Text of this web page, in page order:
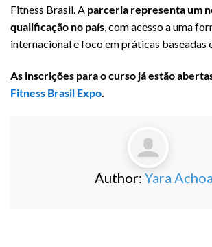
Fitness Brasil. A parceria representa um
qualificação no país, com acesso a uma
internacional e foco em práticas baseadas
As inscrições para o curso já estão
Fitness Brasil Expo.
Author: Yara Achoa